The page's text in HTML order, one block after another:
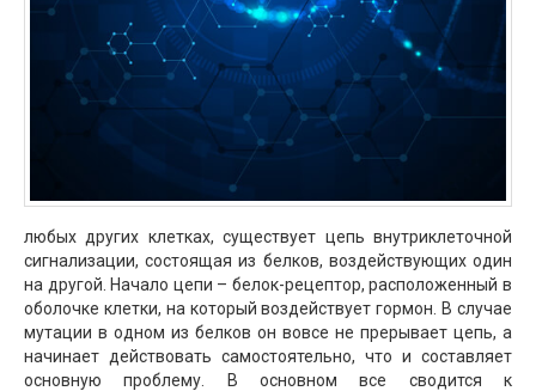
любых других клетках, существует цепь внутриклеточной
сигнализации, состоящая из белков, воздействующих один
на другой. Начало цепи – белок-рецептор, расположенный в
оболочке клетки, на который воздействует гормон. В случае
мутации в одном из белков он вовсе не прерывает цепь, а
начинает действовать самостоятельно, что и составляет
основную проблему. В основном все сводится к